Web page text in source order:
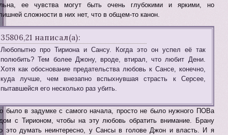
ее чувства могут быть очень глубокими и яркими, но
сложности в них нет, что в общем-то канон.
35806,21 написал(а):
Любопытно про Тириона и Сансу. Когда это он успел её так
полюбить? Тем более Джону, вроде, втирал, что любит Дени.
Хотя как обоснование предательства любовь к Сансе, конечно,
куда лучше, чем внезапно вспыхнувшая страсть к Серсее,
пытавшейся его несколько раз убить.
было в задумке с самого начала, просто не было нужного ПОВа
с Тирионом, чтобы на эту любовь обратить внимание. Брану
это думать неинтересно, у Сансы в голове Джон и власть. И я